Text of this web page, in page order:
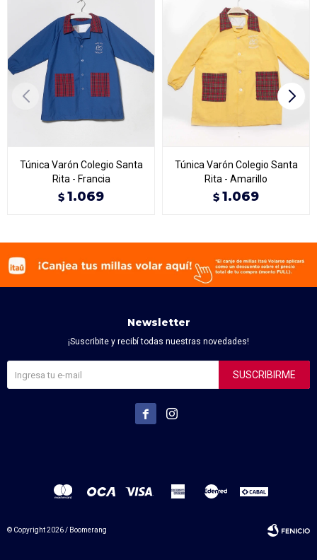
Túnica Varón Colegio Santa
Rita - Francia
$ 1.069
Túnica Varón Colegio Santa
Rita - Amarillo
$ 1.069
Newsletter
¡Suscribite y recibí todas nuestras novedades!
SUSCRIBIRME
 
© Copyright 2026 / Boomerang